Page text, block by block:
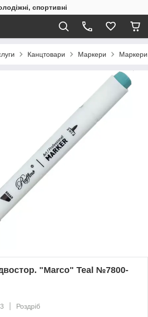
спортивні
Канцтовари Маркери Маркери
"Marco" Teal №7800-
Роздріб